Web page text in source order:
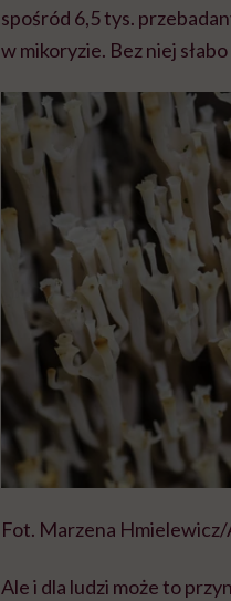
spośród 6,5 tys.
w mikoryzie. Bez niej
Fot. Marzena
Ale i dla ludzi może to